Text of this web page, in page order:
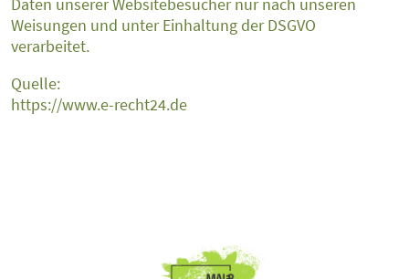
Daten unserer Websitebesucher nur nach unseren
Weisungen und unter Einhaltung der DSGVO
verarbeitet.
Quelle:
https://www.e-recht24.de